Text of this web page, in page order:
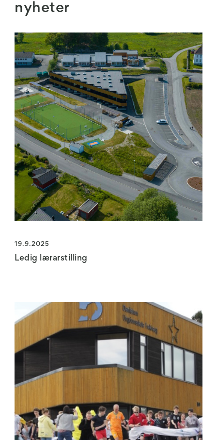
nyheter
19.9.2025
Ledig lærarstilling